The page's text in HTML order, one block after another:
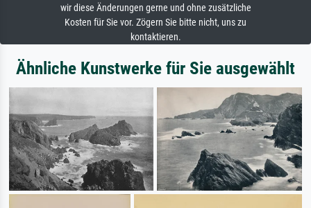
wir diese Änderungen gerne und ohne zusätzliche
Kosten für Sie vor. Zögern Sie bitte nicht, uns zu
kontaktieren.
Ähnliche Kunstwerke für Sie ausgewählt